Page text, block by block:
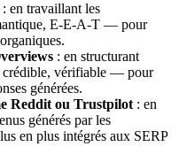
: en travaillant les
E‑E‑A‑T — pour
: en structurant
crédible, vérifiable — pour
générées.
Reddit ou Trustpilot : en
générés par les
en plus intégrés aux SERP